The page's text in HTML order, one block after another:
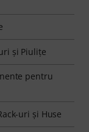
şi Piuliţe
pentru
uri şi Huse